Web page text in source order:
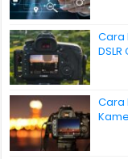
Cara
Cara